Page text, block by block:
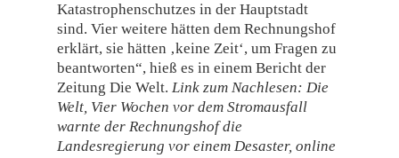
Katastrophenschutzes in der Hauptstadt
sind. Vier weitere hätten dem Rechnungshof
erklärt, sie hätten ‚keine Zeit‘, um Fragen zu
beantworten“, hieß es in einem Bericht der
Zeitung Die Welt.Link zum Nachlesen: Die
Welt, Vier Wochen vor dem Stromausfall
warnte der Rechnungshof die
Landesregierung vor einem Desaster, online